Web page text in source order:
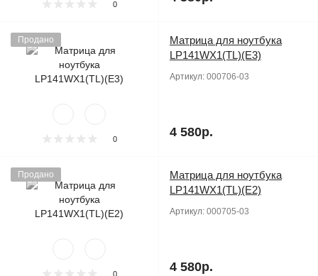
0
Продано
0
Матрица для ноутбука
LP141WX1(TL)(E3)
Артикул: 000706-03
4 580р.
Продано
0
Матрица для ноутбука
LP141WX1(TL)(E2)
Артикул: 000705-03
4 580р.